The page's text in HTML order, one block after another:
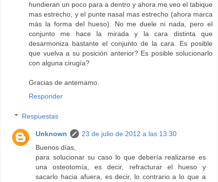
hundieran un poco para a dentro y ahora me veo el tabique
mas estrecho, y el punte nasal mas estrecho (ahora marca
más la forma del hueso). No me duele ni nada, pero el
conjunto me hace la mirada y la cara distinta que
desarmoniza bastante el conjunto de la cara. Es posible
que vuelva a su posición anterior? Es posible solucionarlo
con alguna cirugía?
Gracias de antemamo.
Responder
Respuestas
Unknown
23 de julio de 2012 a las 13:30
Buenos días,
para solucionar su caso lo que debería realizarse es
una osteotomía, es decir, refracturar el hueso y
sacarlo hacia afuera, es decir, lo contrario a lo que a